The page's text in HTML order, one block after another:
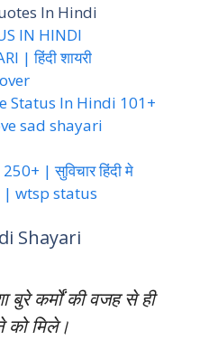
In Hindi
IN HINDI
| हिंदीशायरी
Status In Hindi 101+
sad shayari
| सुविचार हिंदी मे
| wtsp status
Shayari
बुरे कर्मों की वजह से ही
को मिले।